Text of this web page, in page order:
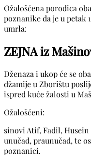
Ožalošćena porodica
poznanike da je u petak
umrla:
ZEJNA iz
Dženaza i ukop će se
džamije u Zborištu
ispred kuće žalosti u
Ožalošćeni:
sinovi Atif, Fadil,
unučad, praunučad, te
poznanici.